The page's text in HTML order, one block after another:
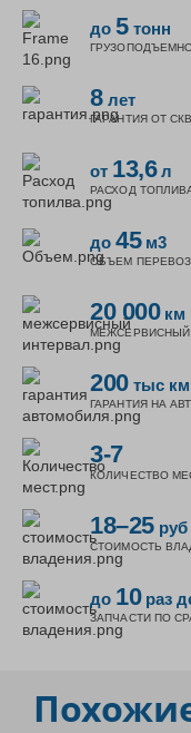
до 5 тонн
8 лет
ГАРАНТИЯ ОТ
от 13,6 л
РАСХОД
до 45 м3
ОБЪЕМ
20 000 км
МЕЖСЕРВИСНЫЙ
200 тыс км
ГАРАНТИЯ НА
3-7
КОЛИЧЕСТВО
18–25 руб
СТОИМОСТЬ
до 10 раз
ЗАПЧАСТИ ПО